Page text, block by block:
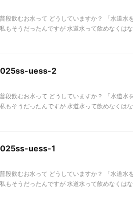
段飲むお水って どうしていますか？ 「水道水
もそうだったんですが 水道水って飲めなくは
uess-2
段飲むお水って どうしていますか？ 「水道水
もそうだったんですが 水道水って飲めなくは
uess-1
段飲むお水って どうしていますか？ 「水道水
もそうだったんですが 水道水って飲めなくは